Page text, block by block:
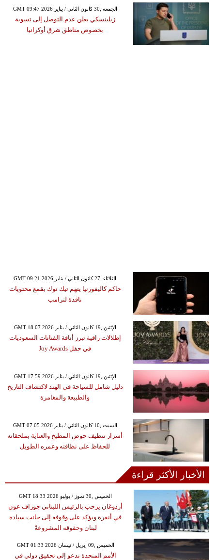
GMT 09:47 2026 الجمعة ,30 كانون الثاني / يناير
زيلينسكي يعلن عدم التوصل إلى تسوية
بخصوص مناطق شرق أوكرانيا
GMT 09:21 2026 الثلاثاء ,27 كانون الثاني / يناير
حاكم كاليفورنيا يتهم تيك توك بقمع محتويات
ناقدة لترامب
GMT 18:07 2026 الإثنين ,19 كانون الثاني / يناير
إطلالات راقية تبرز أناقة الفنانات السعوديات
في حفل Joy Awards
GMT 17:59 2026 الإثنين ,19 كانون الثاني / يناير
دليل شامل للسياحة في الهند لاكتشاف التاريخ
والطبيعة والمغامرة
GMT 07:05 2026 السبت ,10 كانون الثاني / يناير
أسرار تنظيف حوض المطبخ والعناية بملحقاته
للحفاظ على نظافته وعمره الطويل
الأخبار الأكثر قراءة
GMT 18:33 2026 الخميس ,30 تموز / يوليو
أردوغان يرحب بالرئيس اللبناني جوزاف عون
في أنقرة ويؤكد على وقوفه إلى جانب سيادة
لبنان وحقوقه المشروعةً
GMT 01:33 2026 الخميس ,09 إبريل / نيسان
الأمم المتحدة تدعو إلى تحقيق دولي في